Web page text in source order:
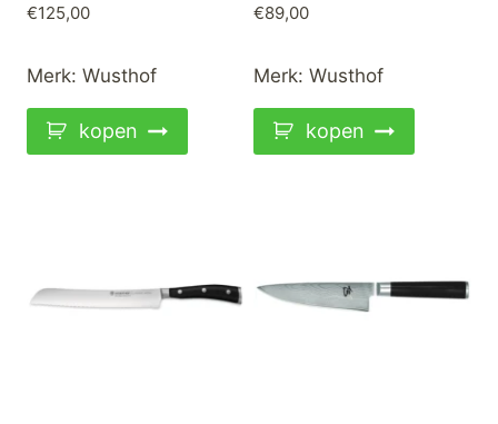
€125,00
Merk: Wusthof
kopen
€89,00
Merk: Wusthof
kopen